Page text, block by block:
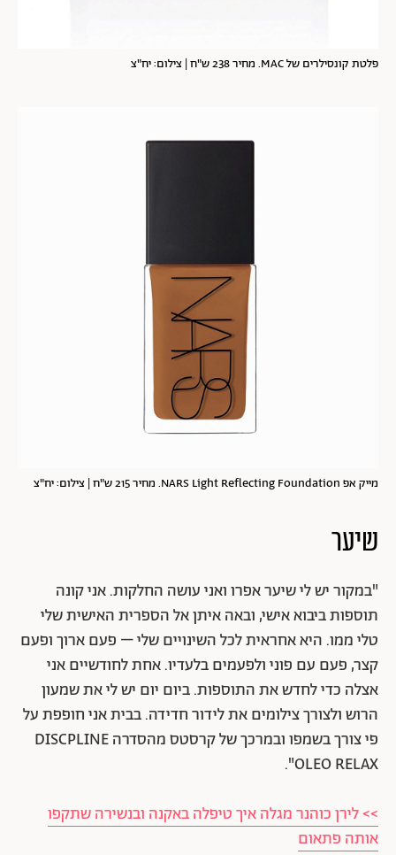
פלטת קונסילרים של MAC. מחיר 238 ש"ח | צילום: יח"צ
מייק אפ NARS Light Reflecting Foundation. מחיר 215 ש"ח | צילום: יח"צ
שיער
"במקור יש לי שיער אפרו ואני עושה החלקות. אני קונה
תוספות ביבוא אישי, ובאה איתן אל הספרית האישית שלי
טלי ממו. היא אחראית לכל השינויים שלי – פעם ארוך ופעם
קצר, פעם עם פוני ולפעמים בלעדיו. אחת לחודשיים אני
אצלה כדי לחדש את התוספות. ביום יום יש לי את שמעון
הרוש ולצורך צילומים את לידור חדידה. בבית אני חופפת על
פי צורך בשמפו ובמרכך של קרסטס מהסדרה DISCPLINE
OLEO RELAX".
>> לירן כוהנר מגלה איך טיפלה באקנה ובנשירה שתקפו
אותה פתאום